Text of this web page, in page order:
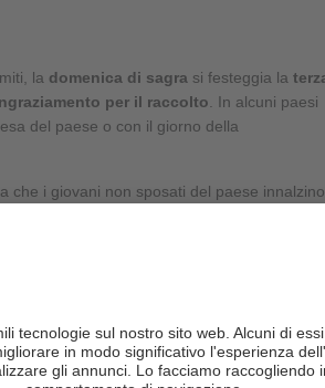
la domenica di sagra si festeggia la
per il raccolto . In alcuni paesi
del paese o con il giorno della
che i giovani non sposati del paese innalzino
rubato dai giovani della comunità limitrofa,
conserva un carattere puramente
la bambola tradizionale per diverse ore
si è in allegra compagnia e si ha da